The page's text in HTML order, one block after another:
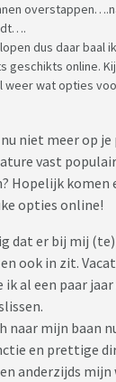
dus daar baal
geschikts online.
weer wat opties
niet meer op
vast
Hopelijk komen
opties online!
dat er bij mij (te)
ook in zit.
al een paar jaar
naar mijn baan
en prettige
anderzijds